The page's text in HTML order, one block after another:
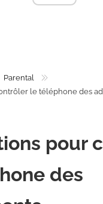
Parental
le téléphone des
pour
des